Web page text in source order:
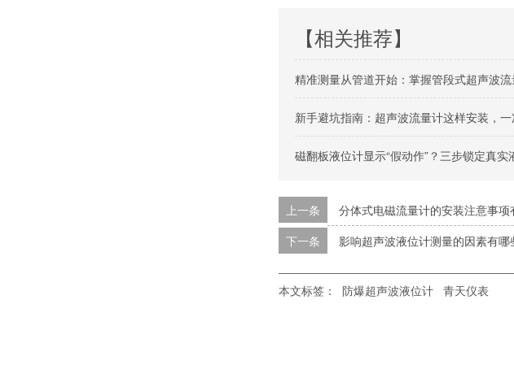
【相关推荐】
精准测量从管道开始：掌握管段式超声波
新手避坑指南：超声波流量计这样安装，
磁翻板液位计显示“假动作”？三步锁定真实
上一条
分体式电磁流量计的安装注意事项
下一条 影响超声波液位计测量的因素有哪
本文标签： 防爆超声波液位计 青天仪表